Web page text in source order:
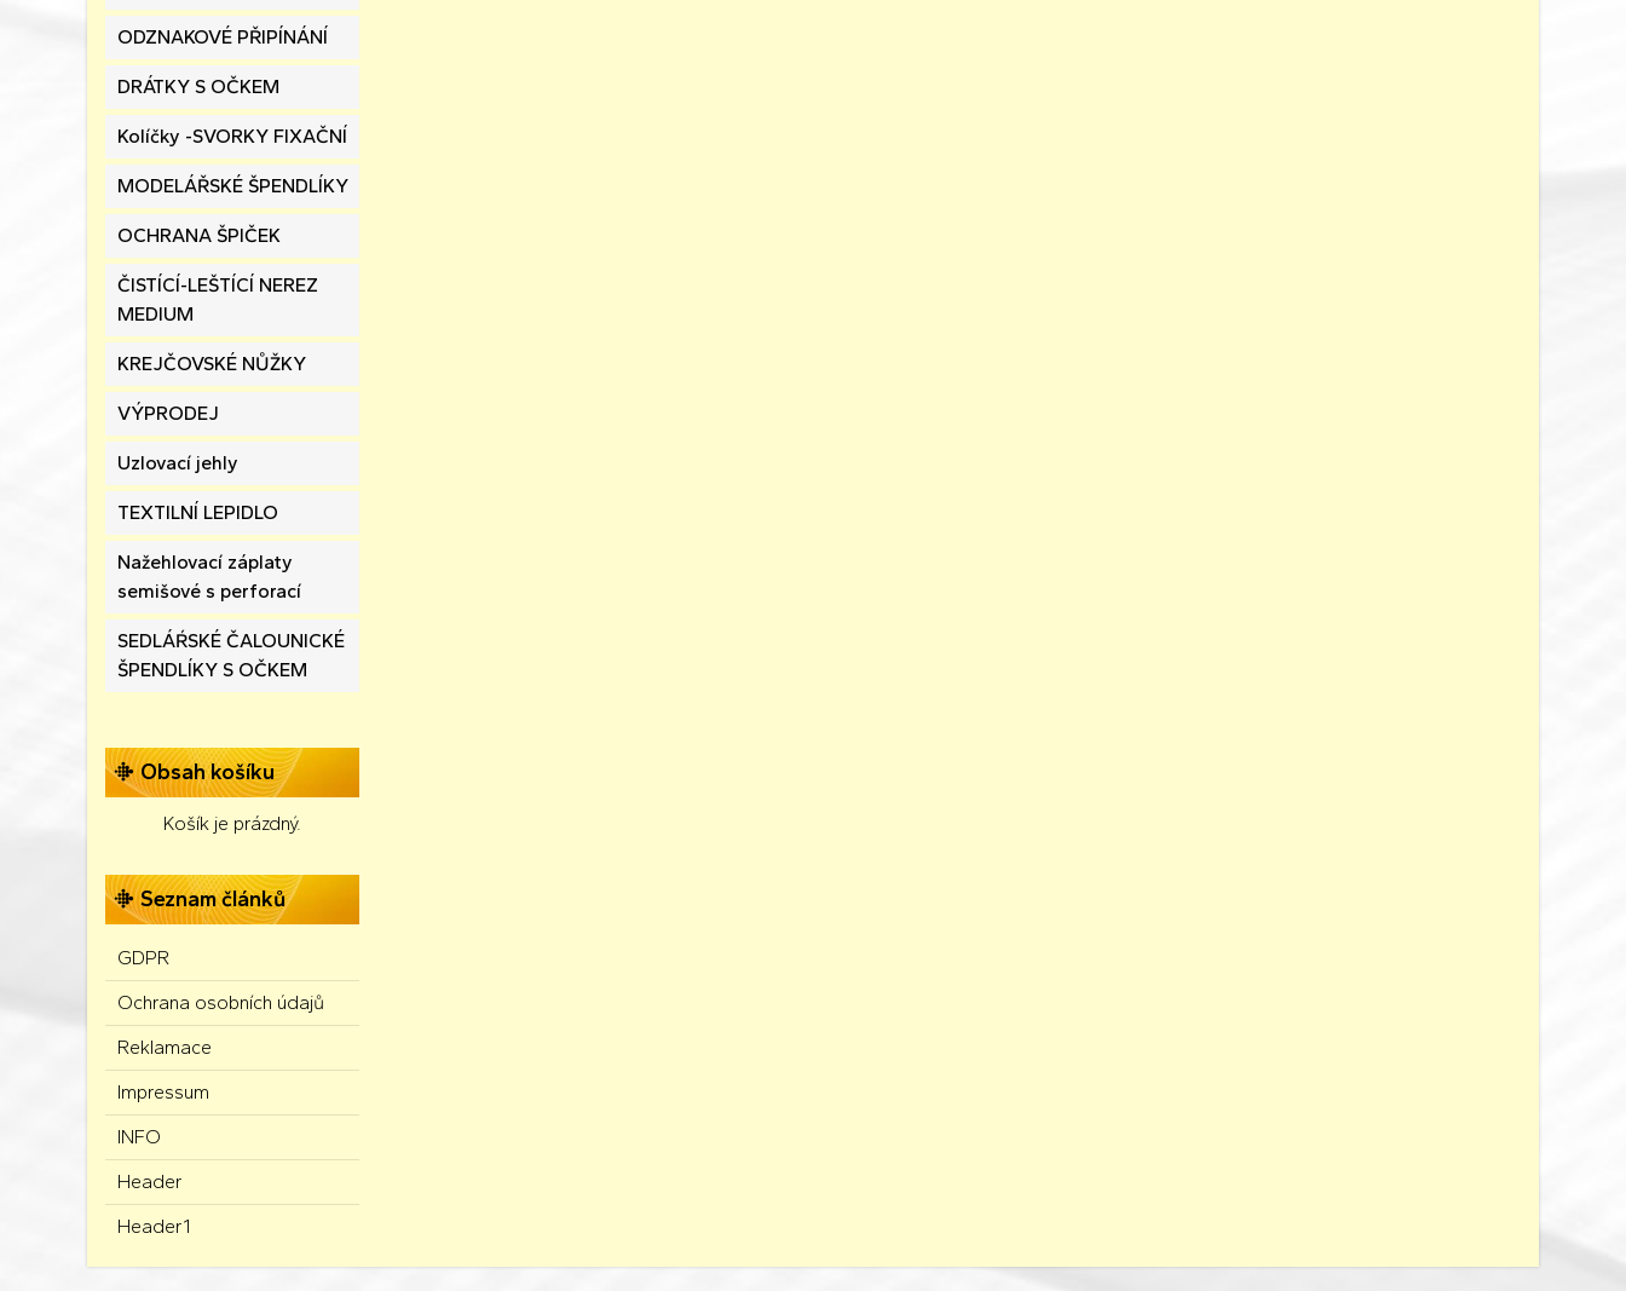
ODZNAKOVÉ PŘIPÍNÁNÍ
DRÁTKY S OČKEM
Kolíčky -SVORKY FIXAČNÍ
MODELÁŘSKÉ ŠPENDLÍKY
OCHRANA ŠPIČEK
ČISTÍCÍ-LEŠTÍCÍ NEREZ
MEDIUM
KREJČOVSKÉ NŮŽKY
VÝPRODEJ
Uzlovací jehly
TEXTILNÍ LEPIDLO
Nažehlovací záplaty
semišové s perforací
SEDLÁŔSKÉ ČALOUNICKÉ
ŠPENDLÍKY S OČKEM
Obsah košíku
Košík je prázdný.
Seznam článků
GDPR
Ochrana osobních údajů
Reklamace
Impressum
INFO
Header
Header1